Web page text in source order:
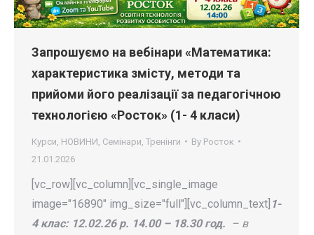
Запрошуємо на вебінари «Математика:
характеристика змісту, методи та
прийоми його реалізації за педагогічною
технологією «Росток» (1- 4 класи)
Курси НОВИНИ Семінари Тренінги By Росток
21.01.2026
[vc_row][vc_column][vc_single_image
image="16890" img_size="full"][vc_column_text] 1-
4 клас: 12.02.26 р. 14.00 – 18.30 год. – в